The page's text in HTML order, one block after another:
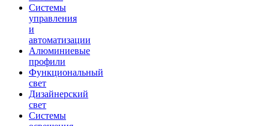
Системы
управления
и
автоматизации
Алюминиевые
профили
Функциональный
свет
Дизайнерский
свет
Системы